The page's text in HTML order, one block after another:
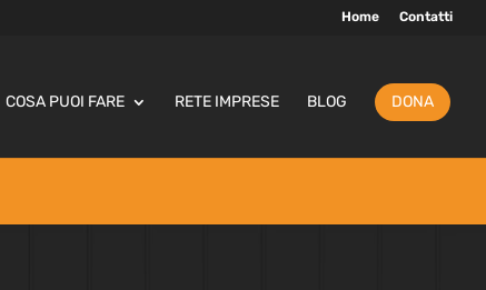
Home Contatti
COSA PUOI FARE RETE IMPRESE BLOG DONA